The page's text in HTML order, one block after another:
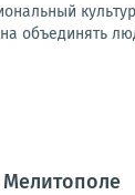
объединять